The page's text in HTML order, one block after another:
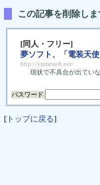
この記事を削除しま
[同人・フリー]
夢ソフト、「電装天
http://yumesoft.net/
現状で不具合が出てい
パスワード
[ トップに戻る]